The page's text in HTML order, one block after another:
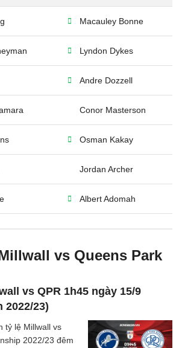
Macauley Bonne
Lyndon Dykes
Andre Dozzell
Conor Masterson
Osman Kakay
Jordan Archer
Albert Adomah
vs Queens Park
vs QPR 1h45 ngày 15/9
2022/23)
tỷ lệ Millwall vs
2022/23 đêm